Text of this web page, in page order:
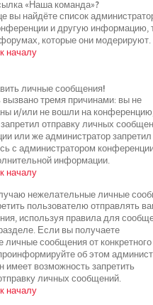
«Наша команда»?
вы найдёте список
и другую информацию,
которые они модерируют.
началу
личные сообщения!
тремя причинами: вы не
и/или не вошли на
отправку личных
или же администратор
с администратором
информации.
началу
нежелательные личные
пользователю отправлять
используя правила для
Если вы получаете
личные сообщения от конкретного
об этом
имеет возможность запретить
личных сообщений.
началу